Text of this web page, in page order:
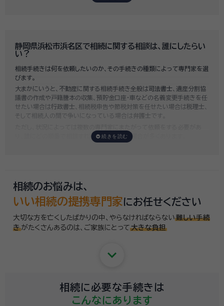
せると100万円近くかそれ以上費用がかかってしまう場合もあるなど、非
常に高額になります。
もりをお出ししております。予算に合わせてご自身で対応できないものの
み依頼することも可能ですので、まずはお気軽にご相談ください。
静岡県浜松市浜名区で相続に関する相談は、誰にしたらい
い？
相続手続きは何を依頼したいのか、その手続きの種類によって専門家を選
びます。
大まかにいうと、不動産に関する相続手続き全般は司法書士 、遺産分割協
議書の作成や戸籍謄本の収集、預貯金口座・車などの名義変更手続きを任
せたい場合は行政書士 、相続税申告や節税対策を任せたい場合は税理士
そして相続人の間で争いになっている場合は弁護士 です。
り、誰にどの順番で相談すればいいのか迷う場合が多くあります。
相続のお悩みは、
いい相続の提携専門家にお任せください
大切な方を亡くしたばかりの中、やらなければならない 難しい手続
き がたくさんあるのは、 ご家族にとって 大きな負担
keyboard_arrow_down
相続に必要な手続きは
こんなにあります